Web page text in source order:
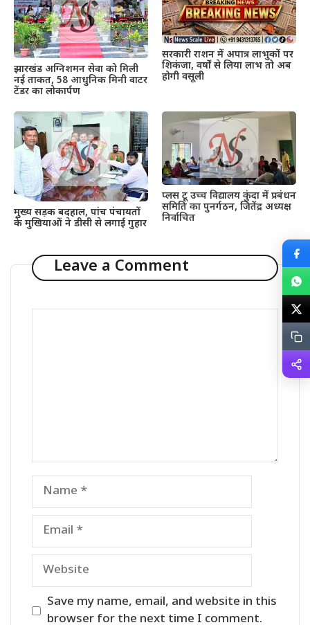
झारखंड अग्निशमन सेवा को मिली
नई ताकत, 58 आधुनिक मिनी वाटर
टेंडर का लोकार्पण
सरकारी राशन में अपात्र लाभुकों पर
शिकंजा, वर्षों से लिया लाभ तो अब
होगी वसूली
मुख्य सड़क बदहाल, पांच पंचायतों
के मुखियाओं ने डीसी से लगाई गुहार
प्लस टू उच्च विद्यालय कुंदा में प्रबंधन
समिति का पुनर्गठन, जितेंद्र अध्यक्ष
निर्वाचित
Leave a Comment
Name
Email
Website
Save my name, email, and website in this
browser for the next time I comment.